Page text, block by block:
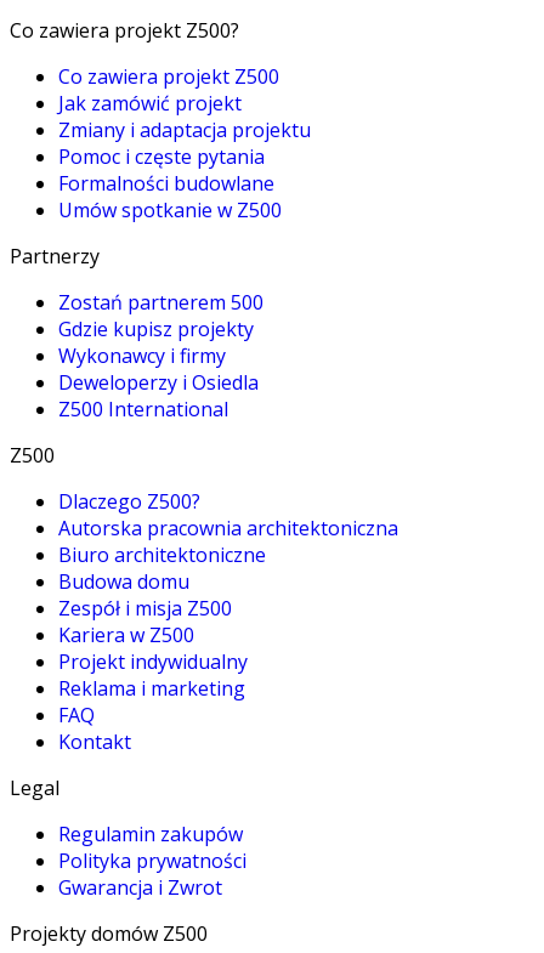
Co zawiera projekt Z500?
Co zawiera projekt Z500
Jak zamówić projekt
Zmiany i adaptacja projektu
Pomoc i częste pytania
Formalności budowlane
Umów spotkanie w Z500
Partnerzy
Zostań partnerem 500
Gdzie kupisz projekty
Wykonawcy i firmy
Deweloperzy i Osiedla
Z500 International
Z500
Dlaczego Z500?
Autorska pracownia architektoniczna
Biuro architektoniczne
Budowa domu
Zespół i misja Z500
Kariera w Z500
Projekt indywidualny
Reklama i marketing
FAQ
Kontakt
Legal
Regulamin zakupów
Polityka prywatności
Gwarancja i Zwrot
Projekty domów Z500